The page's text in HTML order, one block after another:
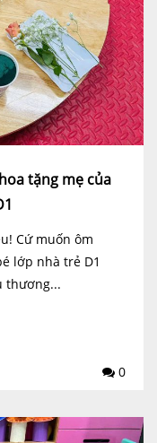
tặng mẹ của
Cứ muốn ôm
lớp nhà trẻ D1
thương...
0